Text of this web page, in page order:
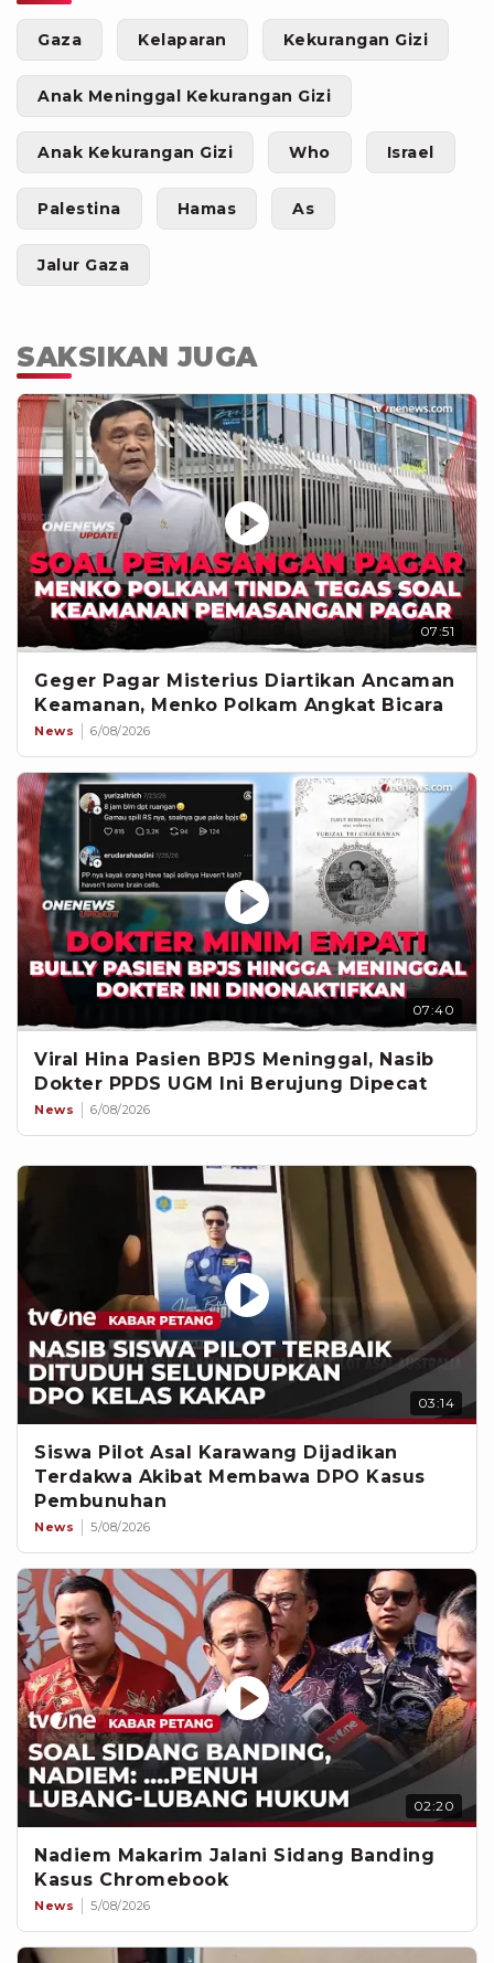
Gaza Kelaparan Kekurangan Gizi
Anak Meninggal Kekurangan Gizi
Anak Kekurangan Gizi Who Israel
Palestina Hamas As
Jalur Gaza
SAKSIKAN JUGA
07:51
Geger Pagar Misterius Diartikan Ancaman
Keamanan, Menko Polkam Angkat Bicara
News 6/08/2026
07:40
Viral Hina Pasien BPJS Meninggal, Nasib
Dokter PPDS UGM Ini Berujung Dipecat
News 6/08/2026
03:14
Siswa Pilot Asal Karawang Dijadikan
Terdakwa Akibat Membawa DPO Kasus
Pembunuhan
News 5/08/2026
02:20
Nadiem Makarim Jalani Sidang Banding
Kasus Chromebook
News 5/08/2026